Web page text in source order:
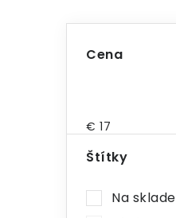
n
Cena
€ 17
Štítky
Na sklade